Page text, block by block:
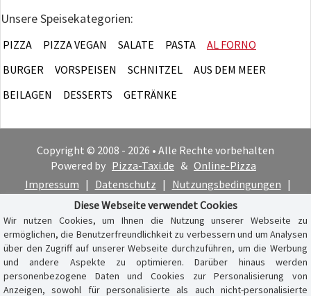
Unsere Speisekategorien:
PIZZA PIZZA VEGAN SALATE PASTA
AL FORNO
BURGER
VORSPEISEN SCHNITZEL
AUS DEM MEER
BEILAGEN
DESSERTS GETRÄNKE
Copyright © 2008 - 2026 • Alle Rechte vorbehalten
Powered by Pizza-Taxi.de & Online-Pizza
Impressum | Datenschutz | Nutzungsbedingungen |
Cookie-Hinweis
Diese Webseite verwendet Cookies
Wir nutzen Cookies, um Ihnen die Nutzung unserer Webseite zu
ermöglichen, die Benutzerfreundlichkeit zu verbessern und um Analysen
über den Zugriff auf unserer Webseite durchzuführen, um die Werbung
und andere Aspekte zu optimieren. Darüber hinaus werden
personenbezogene Daten und Cookies zur Personalisierung von
Anzeigen, sowohl für personalisierte als auch nicht-personalisierte